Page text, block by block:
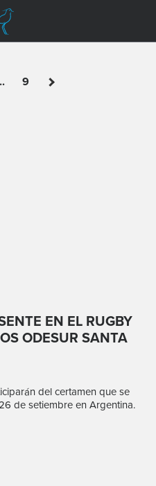
9
EN EL RUGBY
ODESUR SANTA
del certamen que se
de setiembre en Argentina.